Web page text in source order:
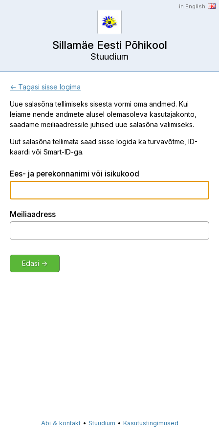
in English
Sillamäe Eesti Põhikool
Stuudium
← Tagasi sisse logima
Uue salasõna tellimiseks sisesta vormi oma andmed. Kui
leiame nende andmete alusel olemasoleva kasutajakonto,
saadame meiliaadressile juhised uue salasõna valimiseks.
Uut salasõna tellimata saad sisse logida ka turvavõtme, ID-
kaardi või Smart-ID-ga.
Ees- ja perekonnanimi või isikukood
Meiliaadress
Abi & kontakt• Stuudium • Kasutustingimused